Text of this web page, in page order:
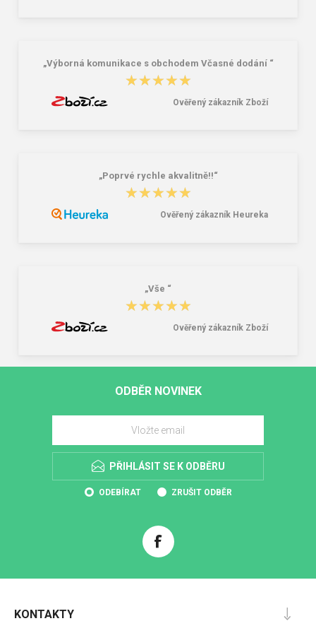
„Výborná komunikace s obchodem Včasné dodání “
★★★★★
★★★★★
Ověřený zákazník Zboží
„Poprvé rychle akvalitně!!“
★★★★★
★★★★★
Ověřený zákazník Heureka
„Vše “
★★★★★
★★★★★
Ověřený zákazník Zboží
ODBĚR NOVINEK
PŘIHLÁSIT SE K ODBĚRU
ODEBÍRAT ZRUŠIT ODBĚR
KONTAKTY